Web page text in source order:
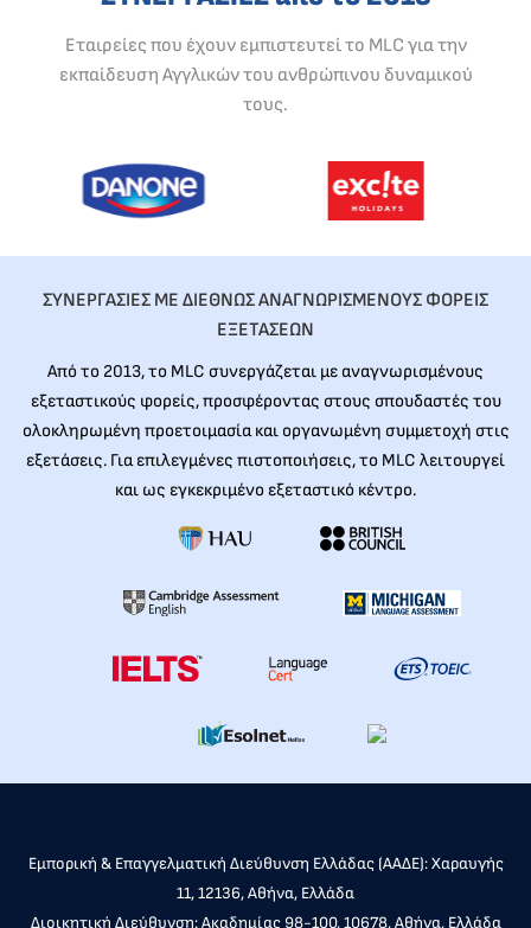
Εταιρείες που έχουν εμπιστευτεί το MLC για την
εκπαίδευση Αγγλικών του ανθρώπινου δυναμικού
τους.
ΣΥΝΕΡΓΑΣΙΕΣ ΜΕ ΔΙΕΘΝΩΣ ΑΝΑΓΝΩΡΙΣΜΕΝΟΥΣ ΦΟΡΕΙΣ
ΕΞΕΤΑΣΕΩΝ
Από το 2013, το MLC συνεργάζεται με αναγνωρισμένους
εξεταστικούς φορείς, προσφέροντας στους σπουδαστές του
ολοκληρωμένη προετοιμασία και οργανωμένη συμμετοχή στις
εξετάσεις. Για επιλεγμένες πιστοποιήσεις, το MLC λειτουργεί
και ως εγκεκριμένο εξεταστικό κέντρο.
Εμπορική & Επαγγελματική Διεύθυνση Ελλάδας (ΑΑΔΕ): Χαραυγής
11, 12136, Αθήνα, Ελλάδα
Διοικητική Διεύθυνση: Ακαδημίας 98-100, 10678, Αθήνα, Ελλάδα